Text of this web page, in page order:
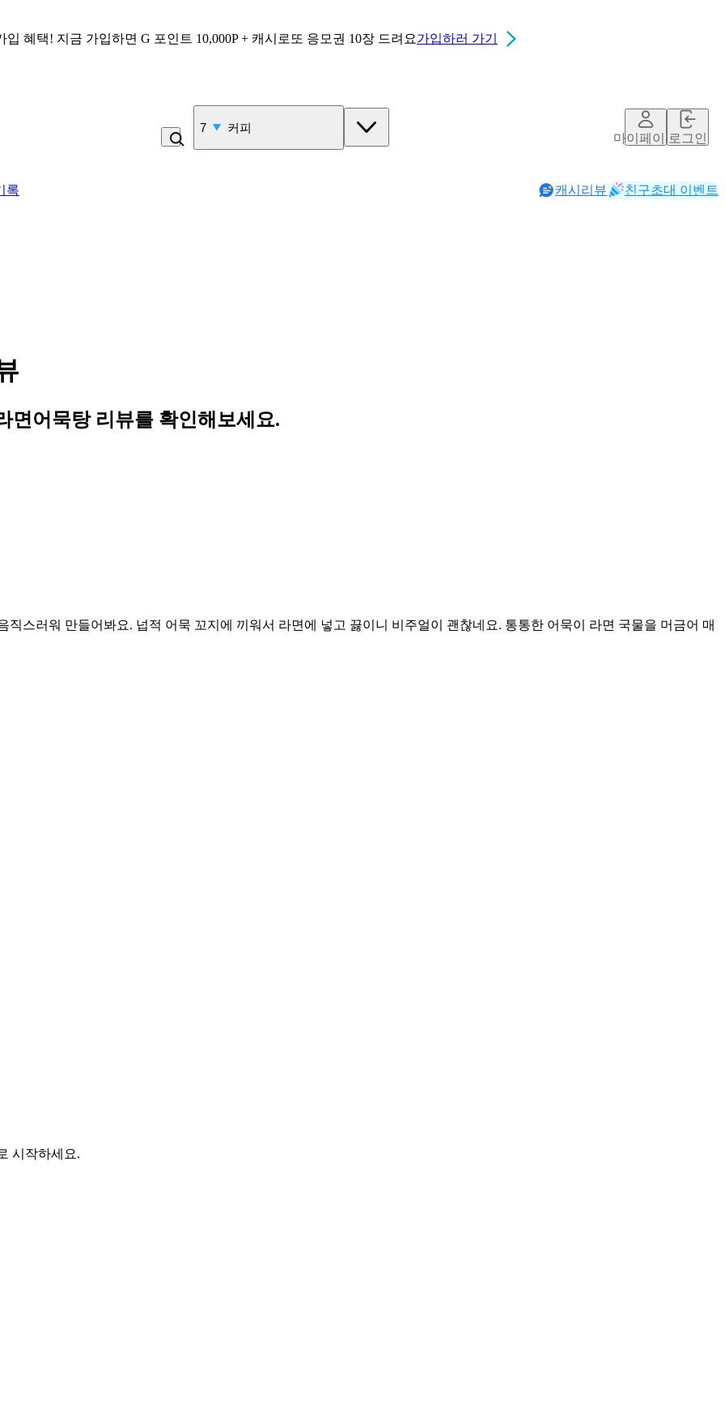
입 혜택! 지금 가입하면 G 포인트 10,000P + 캐시로또 응모권 10장 드려요가입하러 가기
7 커피
마이페이지로그인
록 캐시리뷰 친구초대 이벤트
면어묵탕 리뷰를 확인해보세요.
스러워 만들어봐요. 넙적 어묵 꼬지에 끼워서 라면에 넣고 끓이니 비주얼이 괜찮네요. 통통한 어묵이 라면 국물을 머금어 매
시작하세요.